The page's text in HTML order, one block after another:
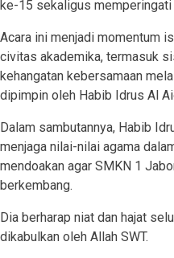
ke-15 sekaligus memperingati
Acara ini menjadi momentum
civitas akademika, termasuk
kehangatan kebersamaan
dipimpin oleh Habib Idrus Al
Dalam sambutannya, Habib
menjaga nilai-nilai agama
mendoakan agar SMKN 1
berkembang.
Dia berharap niat dan hajat
dikabulkan oleh Allah SWT.